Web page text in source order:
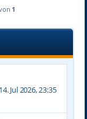
1
Jul 2026, 23:35